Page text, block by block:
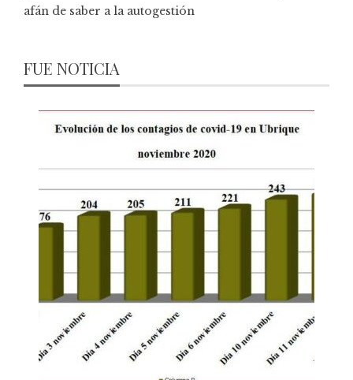
afán de saber a la autogestión
FUE NOTICIA